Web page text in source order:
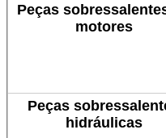
Peças
motores
Peças
hidráulicas